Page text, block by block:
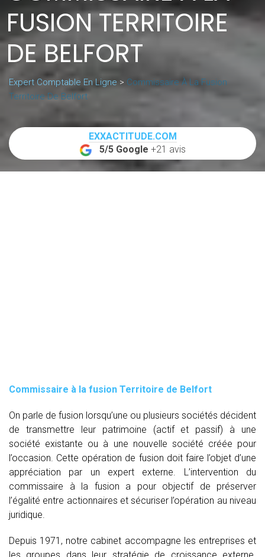
FUSION TERRITOIRE
DE BELFORT
Expert Comptable En Ligne > Commissaire À La Fusion
Territoire De Belfort
EXXACTITUDE.COM
5/5 Google +21 avis
Commissaire à la fusion Territoire de Belfort
On parle de fusion lorsqu’une ou plusieurs sociétés décident
de transmettre leur patrimoine (actif et passif) à une
société existante ou à une nouvelle société créée pour
l’occasion. Cette opération de fusion doit faire l’objet d’une
appréciation par un expert externe. L’intervention du
commissaire à la fusion
a pour objectif de préserver
l’égalité entre actionnaires et sécuriser l’opération au niveau
juridique.
Depuis 1971, notre cabinet accompagne les entreprises et